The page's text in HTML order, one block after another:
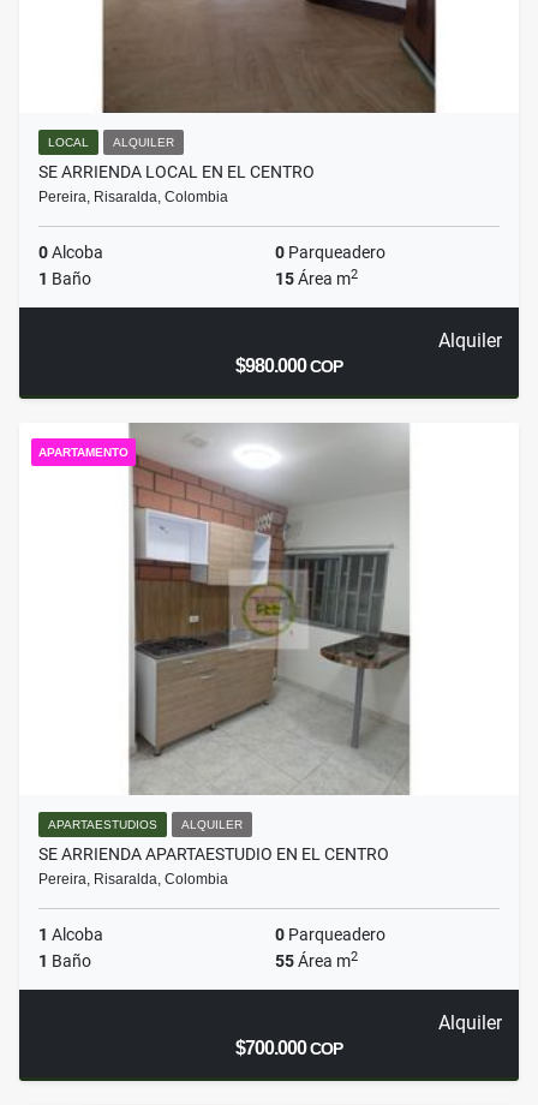
LOCAL ALQUILER
SE ARRIENDA LOCAL EN EL CENTRO
Pereira, Risaralda, Colombia
0Alcoba 0 Parqueadero
1 Baño 15Área m2
Alquiler
$980.000COP
APARTAMENTO
APARTAESTUDIOS ALQUILER
SE ARRIENDA APARTAESTUDIO EN EL CENTRO
Pereira, Risaralda, Colombia
1 Alcoba 0 Parqueadero
1 Baño 55Área m2
Alquiler
$700.000COP